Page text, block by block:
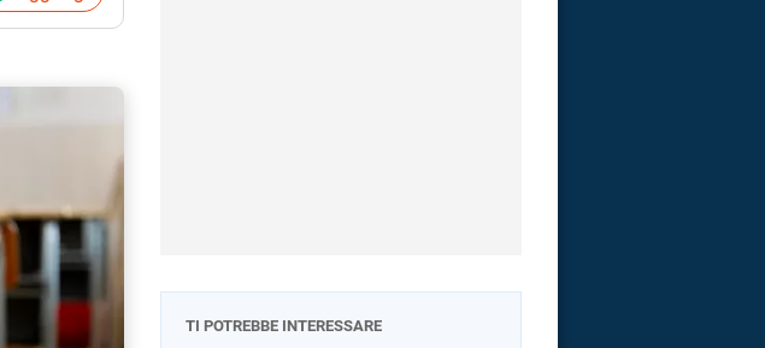
TI POTREBBE INTERESSARE